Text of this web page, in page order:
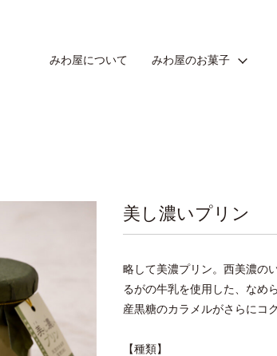
みわ屋について みわ屋のお菓子
美し濃いプリン
略して美濃プリン。西美濃の
るがの牛乳を使用した、なめ
産黒糖のカラメルがさらにコ
【種類】